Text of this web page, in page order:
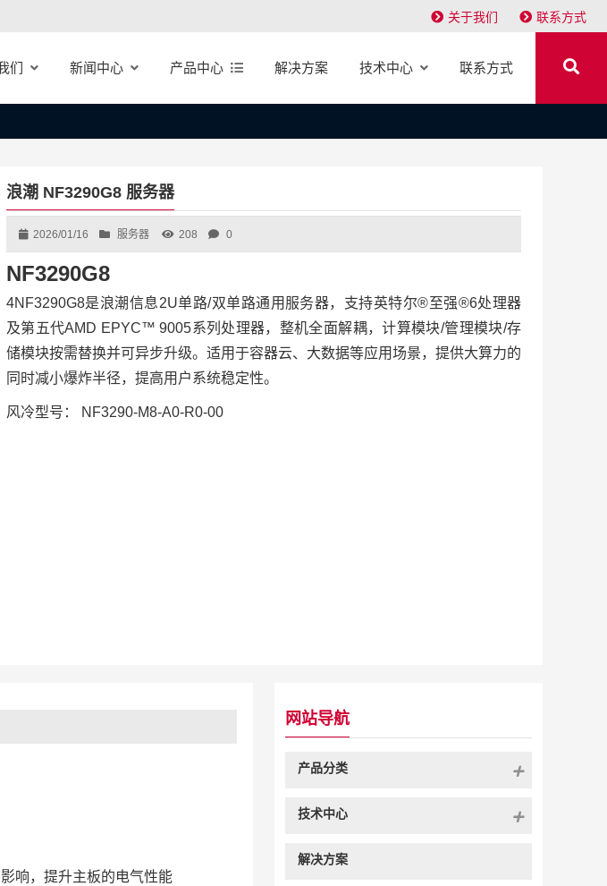
关于我们 联系方式
们 新闻中心 产品中心 解决方案 技术中心 联系方式
浪潮 NF3290G8 服务器
2026/01/16 服务器 208 0
NF3290G8
4NF3290G8是浪潮信息2U单路/双单路通用服务器，支持英特尔®至强®6处理器
及第五代AMD EPYC™ 9005系列处理器，整机全面解耦，计算模块/管理模块/存
储模块按需替换并可异步升级。适用于容器云、大数据等应用场景，提供大算力的
同时减小爆炸半径，提高用户系统稳定性。
风冷型号： NF3290-M8-A0-R0-00
响，提升主板的电气性能
网站导航
产品分类
技术中心
解决方案